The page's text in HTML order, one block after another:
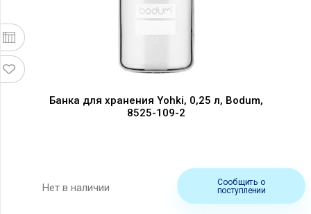
Банка для хранения Yohki, 0,25 л, Bodum,
8525-109-2
Нет в наличии
Сообщить о
поступлении